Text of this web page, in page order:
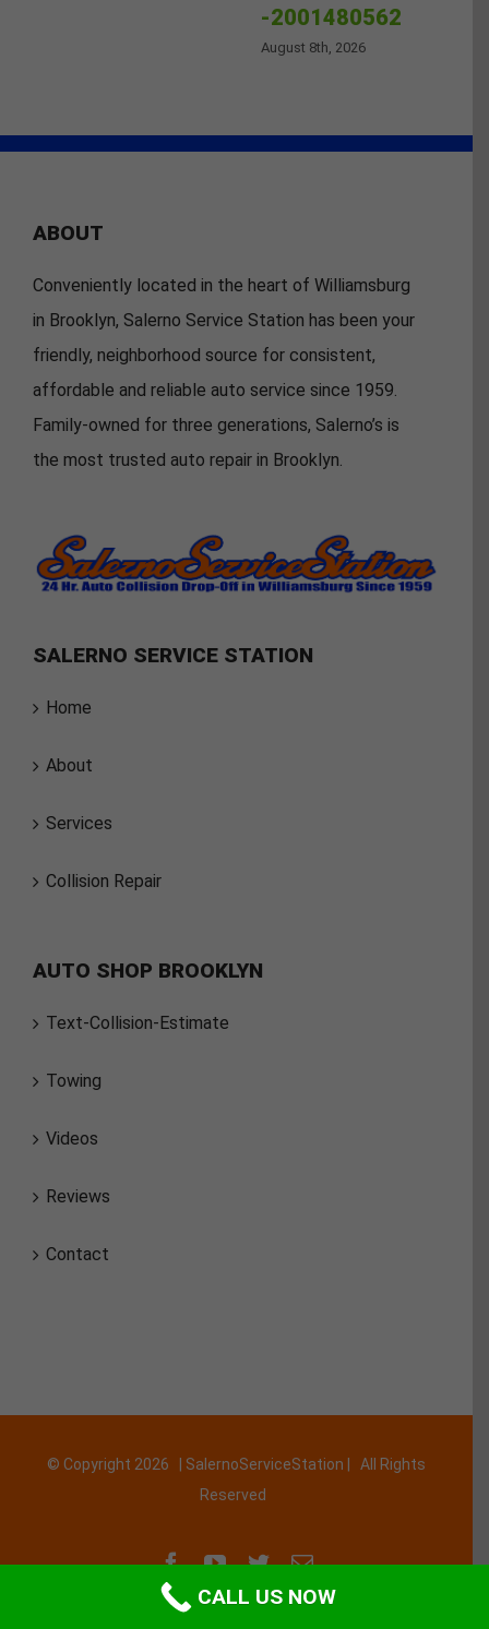
-2001480562
August 8th, 2026
ABOUT
Conveniently located in the heart of Williamsburg
in Brooklyn, Salerno Service Station has been your
friendly, neighborhood source for consistent,
affordable and reliable auto service since 1959.
Family-owned for three generations, Salerno’s is
the most trusted auto repair in Brooklyn.
SALERNO SERVICE STATION
Home
About
Services
Collision Repair
AUTO SHOP BROOKLYN
Text-Collision-Estimate
Towing
Videos
Reviews
Contact
© Copyright 2026 | SalernoServiceStation | All Rights
Reserved
FacebookYouTube
TwitterEmail
CALL US NOW